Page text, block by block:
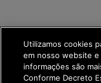
Utilizamos cookies
em nosso website e
informações são
Conforme Decreto